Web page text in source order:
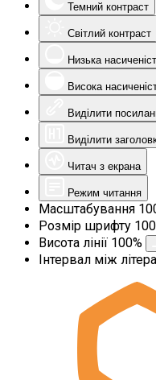
Темний контраст
Світлий контраст
Низька
Висока
Виділити
Виділити
Читач з екрана
Режим читання
Масштабування
Розмір шрифту 100
Висота лінії 100%
Інтервал між